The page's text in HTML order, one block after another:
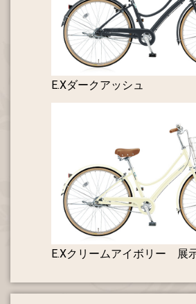
E.Xダークアッシュ
E.Xクリームアイボリー 展